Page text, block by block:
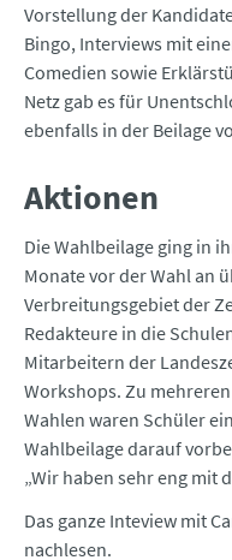
Vorstellung der
Bingo, Interviews mit
Comedien sowie
Netz gab es für
ebenfalls in der Beilage
Aktionen
Die Wahlbeilage ging in
Monate vor der Wahl an
Verbreitungsgebiet der
Redakteure in die
Mitarbeitern der
Workshops. Zu
Wahlen waren Schüler
Wahlbeilage darauf
„Wir haben sehr eng mit
Das ganze Inteview mit
nachlesen.